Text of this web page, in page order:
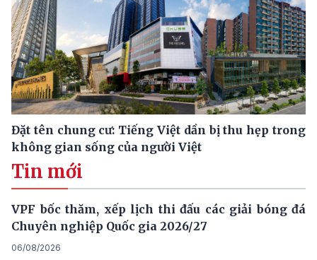
Đặt tên chung cư: Tiếng Việt dần bị thu hẹp trong
không gian sống của người Việt
Tin mới
VPF bốc thăm, xếp lịch thi đấu các giải bóng đá
Chuyên nghiệp Quốc gia 2026/27
06/08/2026